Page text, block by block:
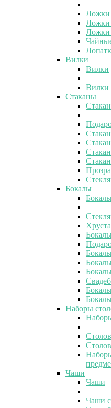
Ложки
Ложки
Ложки
Вилки
Вилки
Вилки
Стаканы
Бокалы
Наборы
Чаши
Чаши
Чаши